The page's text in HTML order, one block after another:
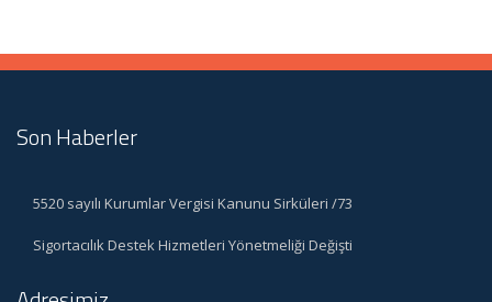
Son Haberler
5520 sayılı Kurumlar Vergisi Kanunu Sirküleri /73
Sigortacılık Destek Hizmetleri Yönetmeliği Değişti